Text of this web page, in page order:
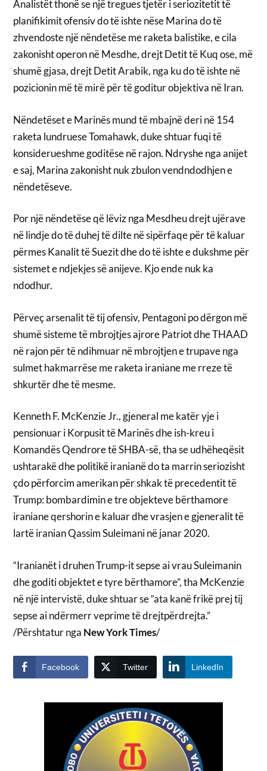
Analistët thonë se një tregues tjetër i seriozitetit të
planifikimit ofensiv do të ishte nëse Marina do të
zhvendoste një nëndetëse me raketa balistike, e cila
zakonisht operon në Mesdhe, drejt Detit të Kuq ose, më
shumë gjasa, drejt Detit Arabik, nga ku do të ishte në
pozicionin më të mirë për të goditur objektiva në Iran.
Nëndetëset e Marinës mund të mbajnë deri në 154
raketa lundruese Tomahawk, duke shtuar fuqi të
konsiderueshme goditëse në rajon. Ndryshe nga anijet
e saj, Marina zakonisht nuk zbulon vendndodhjen e
nëndetëseve.
Por një nëndetëse që lëviz nga Mesdheu drejt ujërave
në lindje do të duhej të dilte në sipërfaqe për të kaluar
përmes Kanalit të Suezit dhe do të ishte e dukshme për
sistemet e ndjekjes së anijeve. Kjo ende nuk ka
ndodhur.
Përveç arsenalit të tij ofensiv, Pentagoni po dërgon më
shumë sisteme të mbrojtjes ajrore Patriot dhe THAAD
në rajon për të ndihmuar në mbrojtjen e trupave nga
sulmet hakmarrëse me raketa iraniane me rreze të
shkurtër dhe të mesme.
Kenneth F. McKenzie Jr., gjeneral me katër yje i
pensionuar i Korpusit të Marinës dhe ish-kreu i
Komandës Qendrore të SHBA-së, tha se udhëheqësit
ushtarakë dhe politikë iranianë do ta marrin seriozisht
çdo përforcim amerikan për shkak të precedentit të
Trump: bombardimin e tre objekteve bërthamore
iraniane qershorin e kaluar dhe vrasjen e gjeneralit të
lartë iranian Qassim Suleimani në janar 2020.
“Iranianët i druhen Trump-it sepse ai vrau Suleimanin
dhe goditi objektet e tyre bërthamore”, tha McKenzie
në një intervistë, duke shtuar se “ata kanë frikë prej tij
sepse ai ndërmerr veprime të drejtpërdrejta.”
/Përshtatur nga New York Times/
Facebook Twitter LinkedIn